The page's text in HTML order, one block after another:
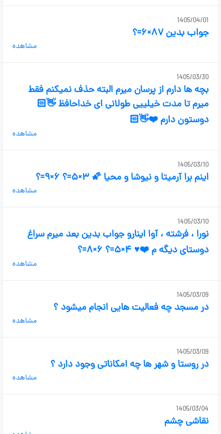
1405/04/01
جواب بدین ۸۷×۶=؟
مشاهده
1405/03/30
بچه ها دارم از پرسان میرم البته حذف نمیکنم فقط
میرم تا مدت خیلییی طولانی ای خداحافظ 👋🏻
دوستون دارم ❤️👋🏻
مشاهده
1405/03/10
اینم برا آرمیتا و نیوشا و محیا 🌠 ۳×۵=؟ ۶×۹=؟
مشاهده
1405/03/10
نورا ، فرشته ، آوا اینارو جواب بدین بعد میرم سراغ
دوستای دیگه م ❤️♥️ ۴×۵=؟ ۶×۸=؟
مشاهده
1405/03/09
در مسجد چه فعالیت هایی انجام میشود ؟
مشاهده
1405/03/09
در روستا و شهر ها چه امکاناتی وجود دارد ؟
مشاهده
1405/03/04
نقاشی چشم